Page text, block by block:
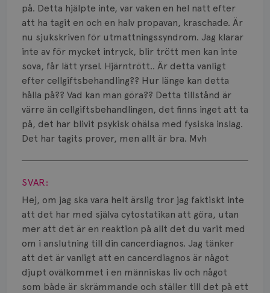
på. Detta hjälpte inte, var vaken en hel natt efter
att ha tagit en och en halv propavan, kraschade. Är
nu sjukskriven för utmattningssyndrom. Jag klarar
inte av för mycket intryck, blir trött men kan inte
sova, får lätt yrsel. Hjärntrött.. Är detta vanligt
efter cellgiftsbehandling?? Hur länge kan detta
hålla på?? Vad kan man göra?? Detta tillstånd är
värre än cellgiftsbehandlingen, det finns inget att ta
på, det har blivit psykisk ohälsa med fysiska inslag.
Det har tagits prover, men allt är bra. Mvh
Visa svar
SVAR:
Hej, om jag ska vara helt ärslig tror jag faktiskt inte
att det har med själva cytostatikan att göra, utan
mer att det är en reaktion på allt det du varit med
om i anslutning till din cancerdiagnos. Jag tänker
att det är vanligt att en cancerdiagnos är något
djupt ovälkommet i en människas liv och något
som både är skrämmande och ställer till det på ett
Typ av bröstcancer
Smärta
Prognos
Risker
Spridd bröstcancer